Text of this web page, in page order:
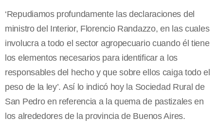
‘Repudiamos profundamente las declaraciones del
ministro del Interior, Florencio Randazzo, en las cuales
involucra a todo el sector agropecuario cuando él tiene
los elementos necesarios para identificar a los
responsables del hecho y que sobre ellos caiga todo el
peso de la ley’. Así lo indicó hoy la Sociedad Rural de
San Pedro en referencia a la quema de pastizales en
los alrededores de la provincia de Buenos Aires.